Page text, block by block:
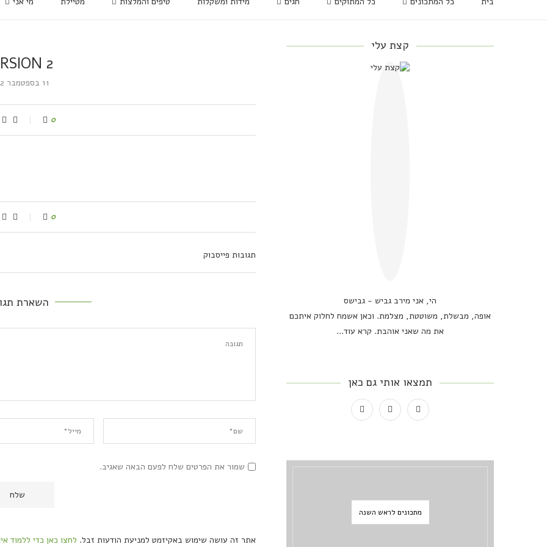
2
11 בספטמבר 2022
0
0
תגובות פייסבוק
השארת
שמור את הפרטים שלח לפעם הבאה שאגיב.
אתר זה עושה שימוש באקיזמט למניעת הודעות זבל. לחצו כאן כדי ללמוד
קצת עלי
הי, אני מירב גביש - גבישס
אופה, מבשלת, משוטטת, מצלמת. וכאן אשמח לחלוק איתכם
את מה שאני אוהבת. קרא עוד...
תמצאו אותי גם כאן
מתכונים לראש השנה